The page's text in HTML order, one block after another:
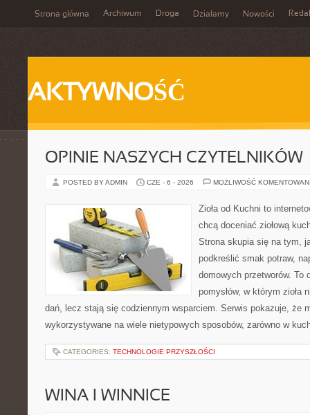
Strona główna Archiwum Droga Działamy Nowości
AKTYWNOŚĆ
OPINIE NASZYCH CZYTELNIKÓW
POSTED BY ADMIN CZE - 6 - 2026 MOŻLIWOŚĆ
Zioła od Kuchni to
chcą doceniać ziołową
Strona skupia się na tym,
podkreślić smak potraw,
domowych przetworów. To
pomysłów, w którym zioła
dań, lecz stają się codziennym wsparciem. Serwis pokazuje, że
wykorzystywane na wiele nietypowych sposobów, zarówno w
CATEGORIES: TECHNOLOGIE PRZYSZŁOŚCI
WINA I WINNICE